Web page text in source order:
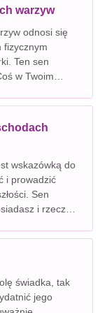
warzyw
odnosi się
fizycznym
Ten sen
w Twoim
samooceną.
wskazówką do
i prowadzić
Sen
i rzeczy,
na wielkoś
jego